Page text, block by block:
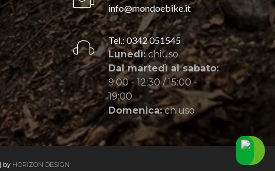
info@mondoebike.it
Tel.: 0342 051545
Lunedì:chiuso
Dal martedì al sabato:
9:00 - 12:30 / 15:00 -
19:00
Domenica:chiuso
by HORIZON DESIGN